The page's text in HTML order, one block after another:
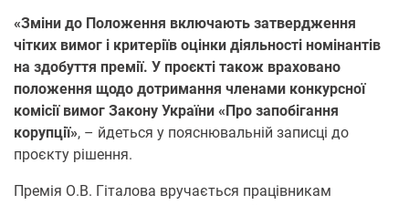
«Зміни до Положення включають затвердження
чітких вимог і критеріїв оцінки діяльності номінантів
на здобуття премії. У проєкті також враховано
положення щодо дотримання членами конкурсної
комісії вимог Закону України «Про запобігання
корупції», – йдеться у пояснювальній записці до
проєкту рішення.
Премія О.В. Гіталова вручається працівникам